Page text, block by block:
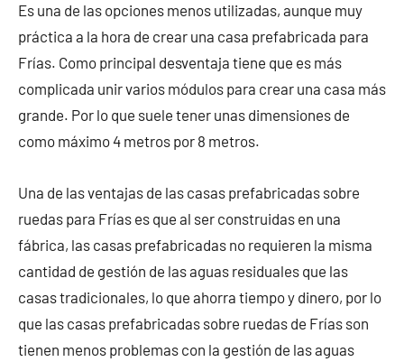
Es una de las opciones menos utilizadas, aunque muy
práctica a la hora de crear una casa prefabricada para
Frías. Como principal desventaja tiene que es más
complicada unir varios módulos para crear una casa más
grande. Por lo que suele tener unas dimensiones de
como máximo 4 metros por 8 metros.
Una de las ventajas de las casas prefabricadas sobre
ruedas para Frías es que al ser construidas en una
fábrica, las casas prefabricadas no requieren la misma
cantidad de gestión de las aguas residuales que las
casas tradicionales, lo que ahorra tiempo y dinero, por lo
que las casas prefabricadas sobre ruedas de Frías son
tienen menos problemas con la gestión de las aguas